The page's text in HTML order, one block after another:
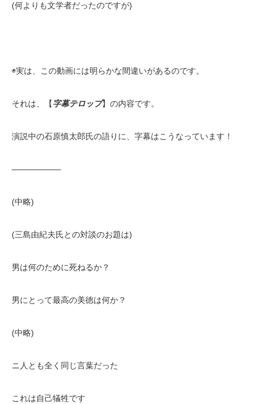
(何よりも文学者だったのですが)
◉実は、この動画には明らかな間違いがあるのです。
それは、【字幕テロップ】の内容です。
演説中の石原慎太郎氏の語りに、字幕はこうなっています！
——————
(中略)
(三島由紀夫氏との対談のお題は)
男は何のために死ねるか？
男にとって最高の美徳は何か？
(中略)
ニ人とも全く同じ言葉だった
これは自己犠牲です